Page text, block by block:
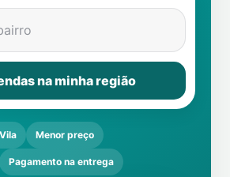
na minha região
Menor preço
Pagamento na entrega